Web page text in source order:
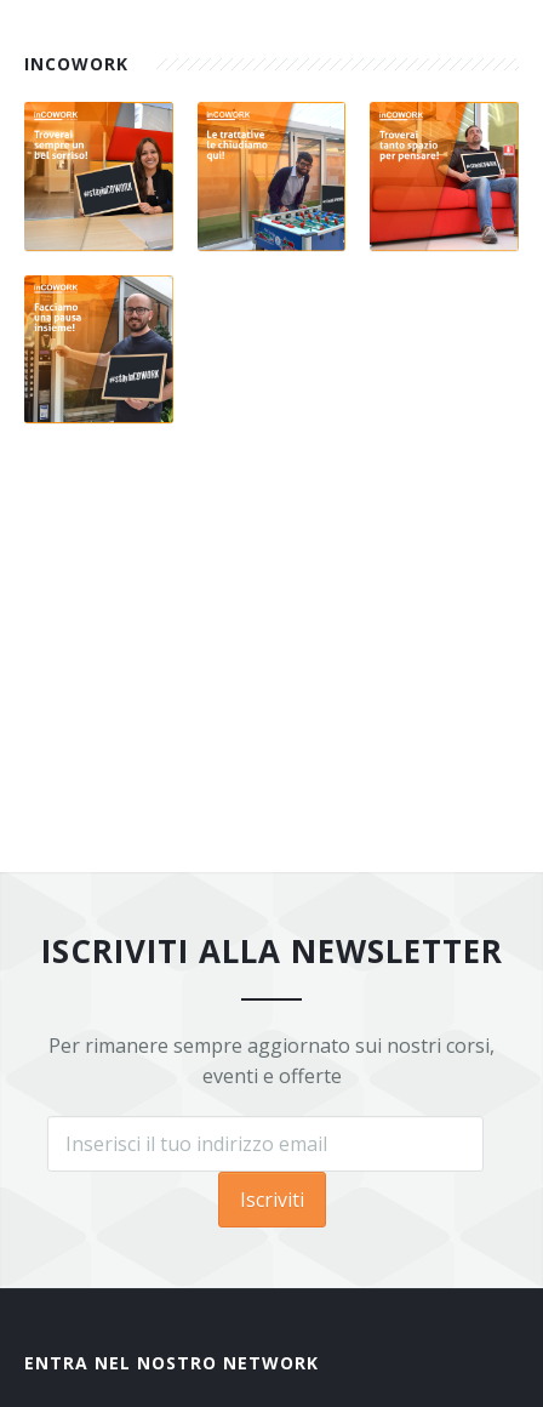
INCOWORK
ISCRIVITI ALLA NEWSLETTER
Per rimanere sempre aggiornato sui nostri corsi,
eventi e offerte
Iscriviti
ENTRA NEL NOSTRO NETWORK